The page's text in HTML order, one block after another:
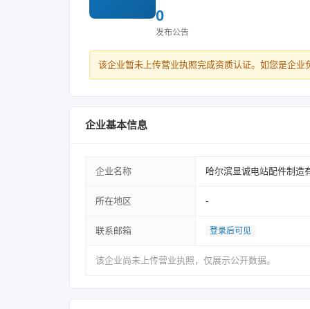
0
发布公告
该企业暂未上传营业执照完成资质认证。如您是企业
企业基本信息
企业名称 哈尔滨显诚电站配件制造
所在地区 -
联系邮箱 登录后可见
该企业尚未上传营业执照，仅展示公开数据。